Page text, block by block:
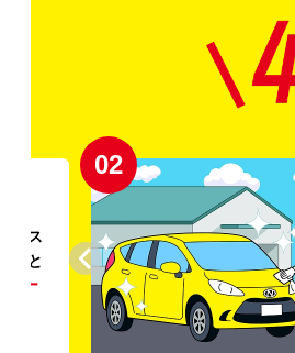
ンス
こと
リー
02